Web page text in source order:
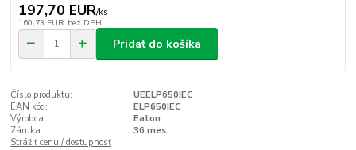
197,70 EUR/ks
160,73 EUR bez DPH
Pridať do košíka
Číslo produktu:
UEELP650IEC
EAN kód:
ELP650IEC
Výrobca:
Eaton
Záruka:
36 mes.
Strážiť cenu / dostupnosť